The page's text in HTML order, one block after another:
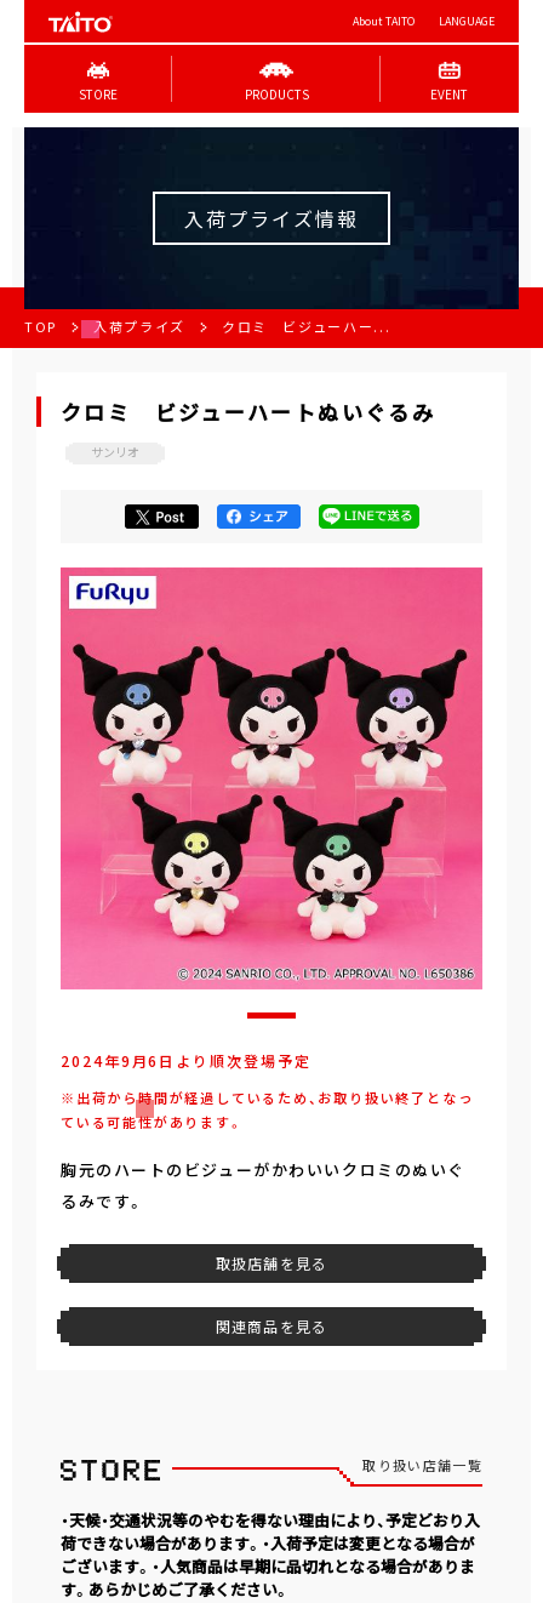
About TAITO LANGUAGE
STORE PRODUCTS EVENT
入荷プライズ情報
TOP 入荷プライズ クロミ ビジューハー...
クロミ ビジューハートぬいぐるみ
サンリオ
2024年9月6日より順次登場予定
※出荷から時間が経過しているため、お取り扱い終了となっ
ている可能性があります。
胸元のハートのビジューがかわいいクロミのぬいぐ
るみです。
取扱店舗を見る
関連商品を見る
取り扱い店舗一覧
・天候・交通状況等のやむを得ない理由により、予定どおり入
荷できない場合があります。・入荷予定は変更となる場合が
ございます。・人気商品は早期に品切れとなる場合がありま
す。あらかじめご了承ください。